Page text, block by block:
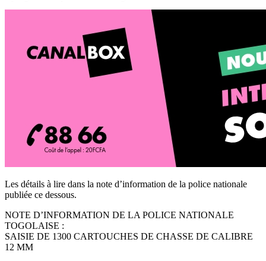
Les détails à lire dans la note d’information de la police nationale
publiée ce dessous.
NOTE D’INFORMATION DE LA POLICE NATIONALE
TOGOLAISE :
SAISIE DE 1300 CARTOUCHES DE CHASSE DE CALIBRE
12 MM